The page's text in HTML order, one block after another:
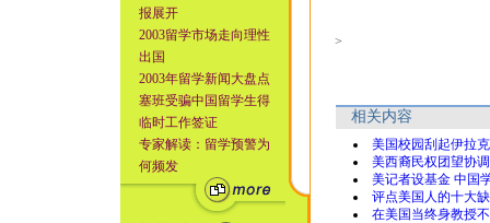
报展开
2003留学市场走向理性
出国
2003年留学新闻大盘点
塞班受骗中国留学生得
临时工作签证
专家解读：留学预警为
何频发
>
相关内容
美国校园刮起伊拉
美西裔民权团望协
美记者设基金 中国
评点美国人的十大
在美国当终身教授